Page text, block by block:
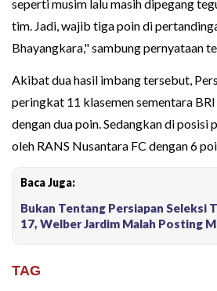
seperti musim lalu masih dipegang
tim. Jadi, wajib tiga poin di
Bhayangkara," sambung pernyataan
Akibat dua hasil imbang tersebut,
peringkat 11 klasemen sementara BRI
dengan dua poin. Sedangkan di
oleh RANS Nusantara FC dengan 6
Baca Juga:
Bukan Tentang Persiapan Seleksi
17, Welber Jardim Malah Posting
TAG